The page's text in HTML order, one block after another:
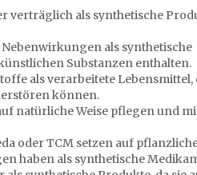
verträglich als synthetische
als synthetische
Substanzen enthalten.
als verarbeitete Lebensmittel,
können.
natürliche Weise pflegen und
oder TCM setzen auf
haben als synthetische